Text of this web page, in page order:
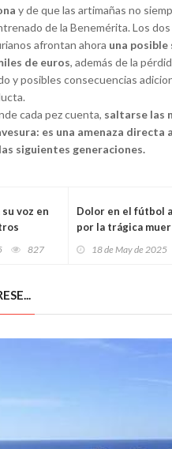
y de que las artimañas no
de la Benemérita. Los dos
afrontan ahora una posible
de euros, además de la
y posibles consecuencias
cada pez cuenta, saltarse las
es una amenaza directa
siguientes generaciones.
voz en
y el
827
Dolor en el fútbol
por la trágica
accidente de moto
18 de May de 2025